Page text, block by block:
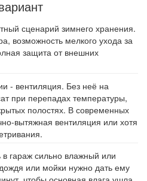
сценарий зимнего хранения.
возможность мелкого ухода за
защита от внешних
- вентиляция. Без неё на
при перепадах температуры,
полостях. В современных
вытяжная вентиляция или хотя
гараж сильно влажный или
или мойки нужно дать ему